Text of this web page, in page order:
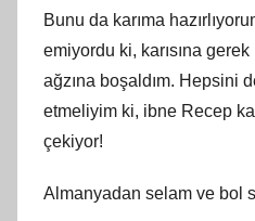
Bunu da karıma
emiyordu ki, karısına
ağzına boşaldım. Hepsini
etmeliyim ki, ibne Recep
çekiyor!
Almanyadan selam ve bol